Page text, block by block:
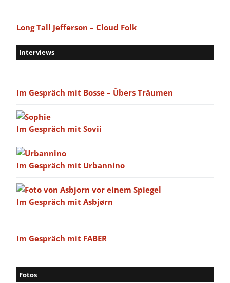
Long Tall Jefferson – Cloud Folk
Interviews
Im Gespräch mit Bosse – Übers Träumen
Im Gespräch mit Sovii
Im Gespräch mit Urbannino
Im Gespräch mit Asbjørn
Im Gespräch mit FABER
Fotos